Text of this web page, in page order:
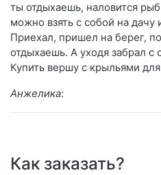
ты отдыхаешь, наловится
можно взять с собой на дачу
Приехал, пришел на берег,
отдыхаешь. А уходя забрал с
Купить вершу с крыльями
Анжелика:
Как заказать?